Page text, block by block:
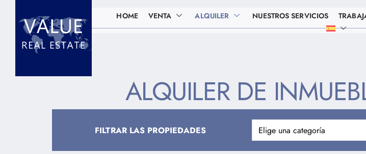
HOME VENTA ALQUILER NUESTROS SERVICIOS
ALQUILER DE
FILTRAR LAS PROPIEDADES